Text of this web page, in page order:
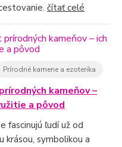
čítať celé
Prírodné kamene a ezoterika
kameňov –
a pôvod
fascinujú ľudí už od
krásou, symbolikou a